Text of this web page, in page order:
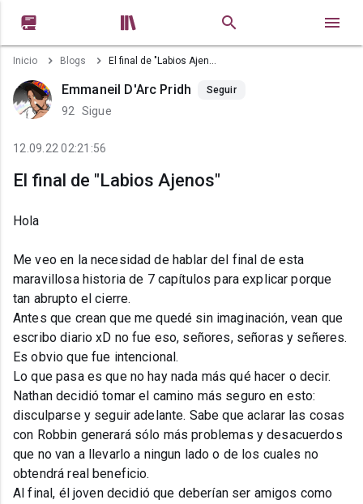
 
Inicio Blogs El final de "Labios Ajenos"
Emmaneil D'Arc Pridh Seguir
92 Sigue
12.09.22 02:21:56
El final de "Labios Ajenos"
Hola
Me veo en la necesidad de hablar del final de esta
maravillosa historia de 7 capítulos para explicar porque
tan abrupto el cierre.
Antes que crean que me quedé sin imaginación, vean que
escribo diario xD no fue eso, señores, señoras y señeres.
Es obvio que fue intencional.
Lo que pasa es que no hay nada más qué hacer o decir.
Nathan decidió tomar el camino más seguro en esto:
disculparse y seguir adelante. Sabe que aclarar las cosas
con Robbin generará sólo más problemas y desacuerdos
que no van a llevarlo a ningun lado o de los cuales no
obtendrá real beneficio.
Al final, él joven decidió que deberían ser amigos como